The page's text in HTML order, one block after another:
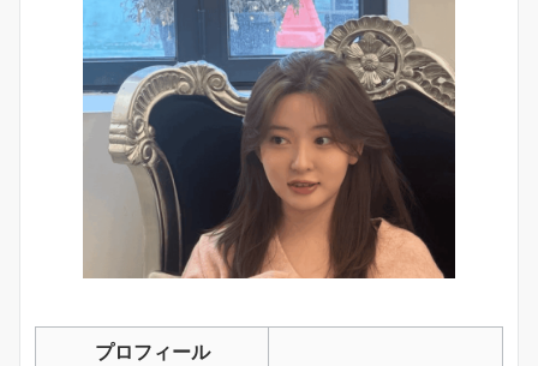
プロフィール